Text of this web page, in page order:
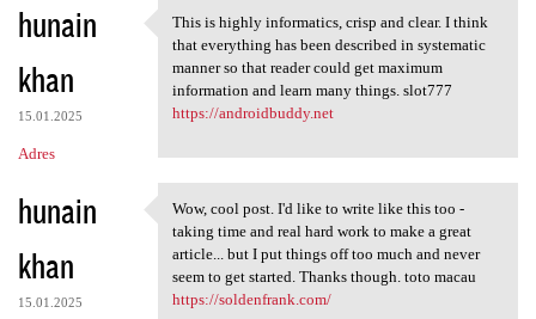
hunain
khan
15.01.2025
Adres
This is highly informatics,
This is highly informatics, crisp and clear. I think
that everything has been described in systematic
manner so that reader could get maximum
information and learn many things. slot777
https://androidbuddy.net
hunain
khan
15.01.2025
Wow, cool post. I'd like to
Wow, cool post. I'd like to write like this too -
taking time and real hard work to make a great
article... but I put things off too much and never
seem to get started. Thanks though. toto macau
https://soldenfrank.com/